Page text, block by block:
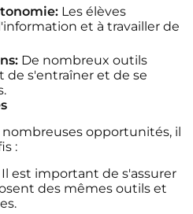
Les élèves
et à travailler de
De nombreux outils
s'entraîner et de se
opportunités, il
:
Il est important de s'assurer
des mêmes outils et